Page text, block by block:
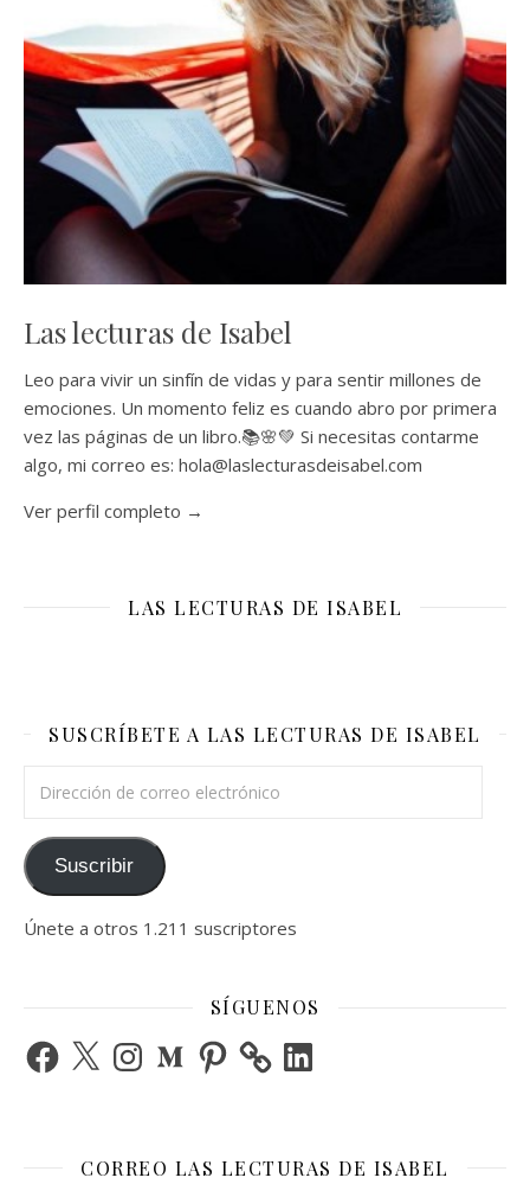
Las lecturas de Isabel
Leo para vivir un sinfín de vidas y para sentir millones de
emociones. Un momento feliz es cuando abro por primera
vez las páginas de un libro.📚🌸💚 Si necesitas contarme
algo, mi correo es: hola@laslecturasdeisabel.com
Ver perfil completo →
LAS LECTURAS DE ISABEL
SUSCRÍBETE A LAS LECTURAS DE ISABEL
Suscribir
Únete a otros 1.211 suscriptores
SÍGUENOS
Facebook
X InstagramMediumPinterest LinkedIn
CORREO LAS LECTURAS DE ISABEL